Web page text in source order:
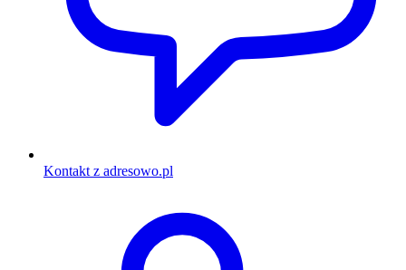
Kontakt z adresowo.pl